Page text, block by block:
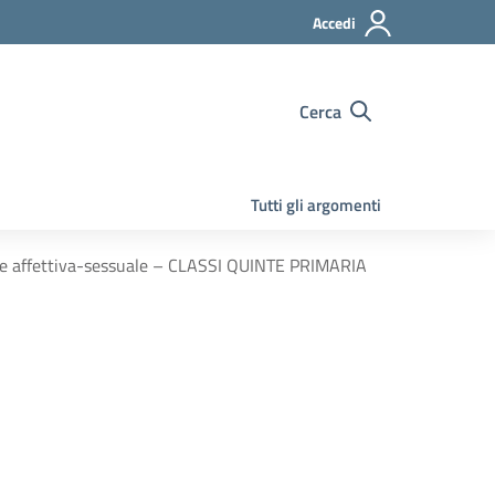
Accedi
Cerca
Tutti gli argomenti
sessuale – CLASSI QUINTE PRIMARIA